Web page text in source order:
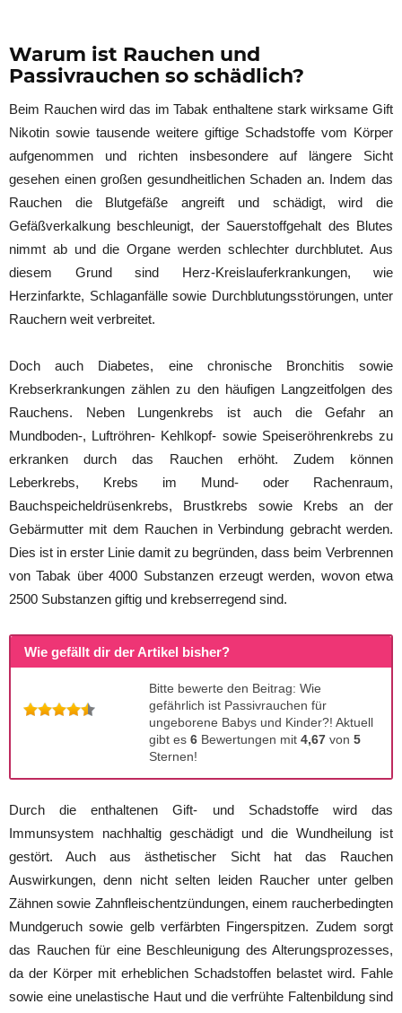
Warum ist Rauchen und
Passivrauchen so schädlich?
Beim Rauchen wird das im Tabak enthaltene stark wirksame Gift
Nikotin sowie tausende weitere giftige Schadstoffe vom Körper
aufgenommen und richten insbesondere auf längere Sicht
gesehen einen großen gesundheitlichen Schaden an. Indem das
Rauchen die Blutgefäße angreift und schädigt, wird die
Gefäßverkalkung beschleunigt, der Sauerstoffgehalt des Blutes
nimmt ab und die Organe werden schlechter durchblutet. Aus
diesem Grund sind Herz-Kreislauferkrankungen, wie
Herzinfarkte, Schlaganfälle sowie Durchblutungsstörungen, unter
Rauchern weit verbreitet.
Doch auch Diabetes, eine chronische Bronchitis sowie
Krebserkrankungen zählen zu den häufigen Langzeitfolgen des
Rauchens. Neben Lungenkrebs ist auch die Gefahr an
Mundboden-, Luftröhren- Kehlkopf- sowie Speiseröhrenkrebs zu
erkranken durch das Rauchen erhöht. Zudem können
Leberkrebs, Krebs im Mund- oder Rachenraum,
Bauchspeicheldrüsenkrebs, Brustkrebs sowie Krebs an der
Gebärmutter mit dem Rauchen in Verbindung gebracht werden.
Dies ist in erster Linie damit zu begründen, dass beim Verbrennen
von Tabak über 4000 Substanzen erzeugt werden, wovon etwa
2500 Substanzen giftig und krebserregend sind.
Wie gefällt dir der Artikel bisher?
Bitte bewerte den Beitrag: Wie
gefährlich ist Passivrauchen für
ungeborene Babys und Kinder?! Aktuell
gibt es 6 Bewertungen mit 4,67 von 5
Sternen!
Durch die enthaltenen Gift- und Schadstoffe wird das
Immunsystem nachhaltig geschädigt und die Wundheilung ist
gestört. Auch aus ästhetischer Sicht hat das Rauchen
Auswirkungen, denn nicht selten leiden Raucher unter gelben
Zähnen sowie Zahnfleischentzündungen, einem raucherbedingten
Mundgeruch sowie gelb verfärbten Fingerspitzen. Zudem sorgt
das Rauchen für eine Beschleunigung des Alterungsprozesses,
da der Körper mit erheblichen Schadstoffen belastet wird. Fahle
sowie eine unelastische Haut und die verfrühte Faltenbildung sind